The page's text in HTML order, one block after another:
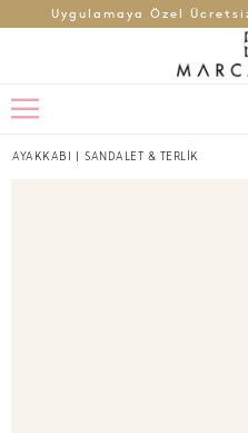
Uygulamaya Özel
AYAKKABI | SANDALET & TERLİK